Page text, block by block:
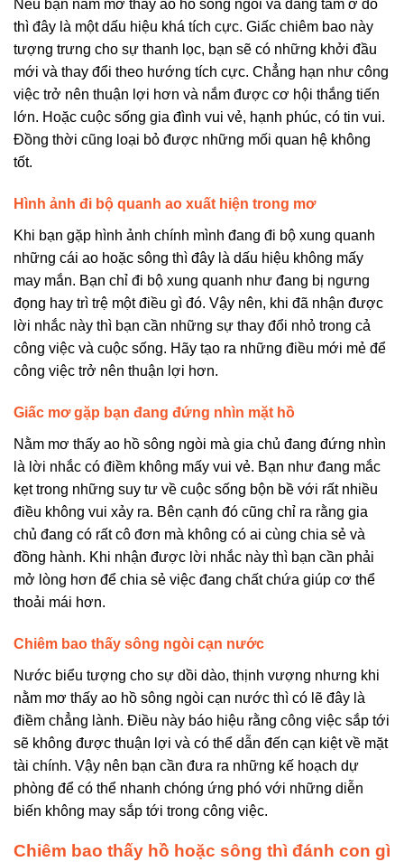
Nếu bạn nằm mơ thấy ao hồ sông ngòi và đang tắm ở đó
thì đây là một dấu hiệu khá tích cực. Giấc chiêm bao này
tượng trưng cho sự thanh lọc, bạn sẽ có những khởi đầu
mới và thay đổi theo hướng tích cực. Chẳng hạn như công
việc trở nên thuận lợi hơn và nắm được cơ hội thắng tiến
lớn. Hoặc cuộc sống gia đình vui vẻ, hạnh phúc, có tin vui.
Đồng thời cũng loại bỏ được những mối quan hệ không
tốt.
Hình ảnh đi bộ quanh ao xuất hiện trong mơ
Khi bạn gặp hình ảnh chính mình đang đi bộ xung quanh
những cái ao hoặc sông thì đây là dấu hiệu không mấy
may mắn. Bạn chỉ đi bộ xung quanh như đang bị ngưng
đọng hay trì trệ một điều gì đó. Vậy nên, khi đã nhận được
lời nhắc này thì bạn cần những sự thay đổi nhỏ trong cả
công việc và cuộc sống. Hãy tạo ra những điều mới mẻ để
công việc trở nên thuận lợi hơn.
Giấc mơ gặp bạn đang đứng nhìn mặt hồ
Nằm mơ thấy ao hồ sông ngòi mà gia chủ đang đứng nhìn
là lời nhắc có điềm không mấy vui vẻ. Bạn như đang mắc
kẹt trong những suy tư về cuộc sống bộn bề với rất nhiều
điều không vui xảy ra. Bên cạnh đó cũng chỉ ra rằng gia
chủ đang có rất cô đơn mà không có ai cùng chia sẻ và
đồng hành. Khi nhận được lời nhắc này thì bạn cần phải
mở lòng hơn để chia sẻ việc đang chất chứa giúp cơ thể
thoải mái hơn.
Chiêm bao thấy sông ngòi cạn nước
Nước biểu tượng cho sự dồi dào, thịnh vượng nhưng khi
nằm mơ thấy ao hồ sông ngòi cạn nước thì có lẽ đây là
điềm chẳng lành. Điều này báo hiệu rằng công việc sắp tới
sẽ không được thuận lợi và có thể dẫn đến cạn kiệt về mặt
tài chính. Vậy nên bạn cần đưa ra những kế hoạch dự
phòng để có thể nhanh chóng ứng phó với những diễn
biến không may sắp tới trong công việc.
Chiêm bao thấy hồ hoặc sông thì đánh con gì